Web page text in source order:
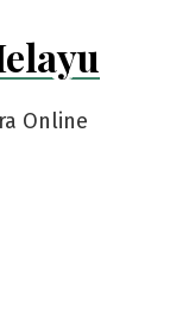
Online